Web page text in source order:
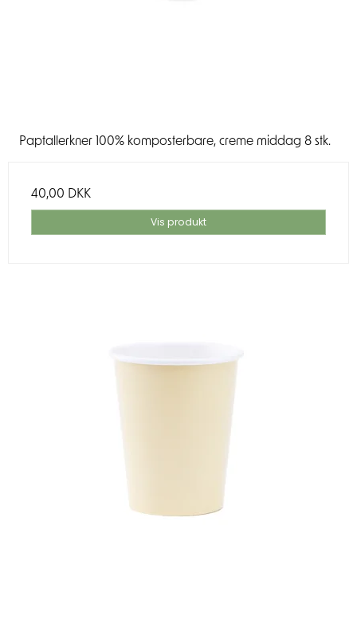
Paptallerkner 100% komposterbare, creme middag 8 stk.
40,00 DKK
Vis produkt